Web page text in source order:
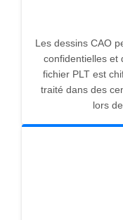
Les dessins CAO
confidentielles et
fichier PLT est
traité dans des
lors